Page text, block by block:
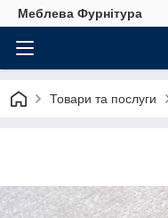
Меблева Фурнітура
Товари та послуги